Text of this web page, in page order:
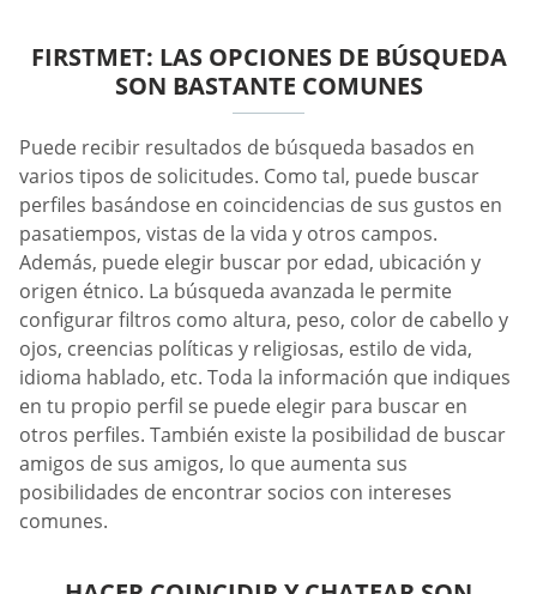
FIRSTMET: LAS OPCIONES DE BÚSQUEDA
SON BASTANTE COMUNES
Puede recibir resultados de búsqueda basados en
varios tipos de solicitudes. Como tal, puede buscar
perfiles basándose en coincidencias de sus gustos en
pasatiempos, vistas de la vida y otros campos.
Además, puede elegir buscar por edad, ubicación y
origen étnico. La búsqueda avanzada le permite
configurar filtros como altura, peso, color de cabello y
ojos, creencias políticas y religiosas, estilo de vida,
idioma hablado, etc. Toda la información que indiques
en tu propio perfil se puede elegir para buscar en
otros perfiles. También existe la posibilidad de buscar
amigos de sus amigos, lo que aumenta sus
posibilidades de encontrar socios con intereses
comunes.